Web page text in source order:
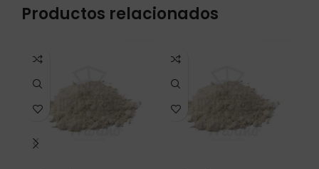
Productos relacionados